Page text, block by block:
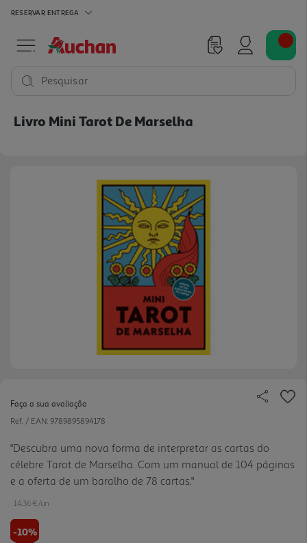
RESERVAR ENTREGA
Pesquisar
Livro Mini Tarot De Marselha
Faça a sua avaliação
Ref. / EAN: 9789895894178
"Descubra uma nova forma de interpretar as cartas do
célebre Tarot de Marselha. Com um manual de 104 páginas
e a oferta de um baralho de 78 cartas."
14.36 €/un
-10%